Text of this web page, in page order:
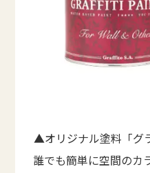
▲オリジナル塗料「グ
誰でも簡単に空間のカ